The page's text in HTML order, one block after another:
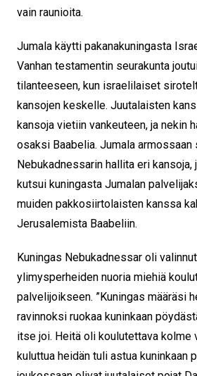
vain raunioita.
Jumala käytti pakanakuningasta
Vanhan testamentin seurakunta
tilanteeseen, kun israelilaiset
kansojen keskelle. Juutalaisten
kansoja vietiin vankeuteen, ja nekin
osaksi Baabelia. Jumala armossaan
Nebukadnessarin hallita eri
kutsui kuningasta Jumalan
muiden pakkosiirtolaisten kanssa
Jerusalemista Baabeliin.
Kuningas Nebukadnessar oli
ylimysperheiden nuoria miehiä
palvelijoikseen. ”Kuningas määräsi
ravinnoksi ruokaa kuninkaan
itse joi. Heitä oli koulutettava kolme
kuluttua heidän tuli astua kuninkaan